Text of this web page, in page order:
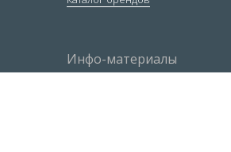
Инфо-материалы